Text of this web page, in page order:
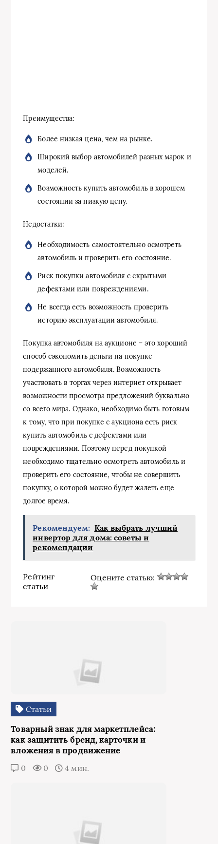
Преимущества:
Более низкая цена, чем на рынке.
Широкий выбор автомобилей разных марок и
моделей.
Возможность купить автомобиль в хорошем
состоянии за низкую цену.
Недостатки:
Необходимость самостоятельно осмотреть
автомобиль и проверить его состояние.
Риск покупки автомобиля с скрытыми
дефектами или повреждениями.
Не всегда есть возможность проверить
историю эксплуатации автомобиля.
Покупка автомобиля на аукционе – это хороший
способ сэкономить деньги на покупке
подержанного автомобиля. Возможность
участвовать в торгах через интернет открывает
возможности просмотра предложений буквально
со всего мира. Однако, необходимо быть готовым
к тому, что при покупке с аукциона есть риск
купить автомобиль с дефектами или
повреждениями. Поэтому перед покупкой
необходимо тщательно осмотреть автомобиль и
проверить его состояние, чтобы не совершить
покупку, о которой можно будет жалеть еще
долгое время.
Рекомендуем: Как выбрать лучший
инвертор для дома: советы и
рекомендации
Рейтинг
статьи
Оцените статью:
Статьи
Товарный знак для маркетплейса:
как защитить бренд, карточки и
вложения в продвижение
0 0 4 мин.